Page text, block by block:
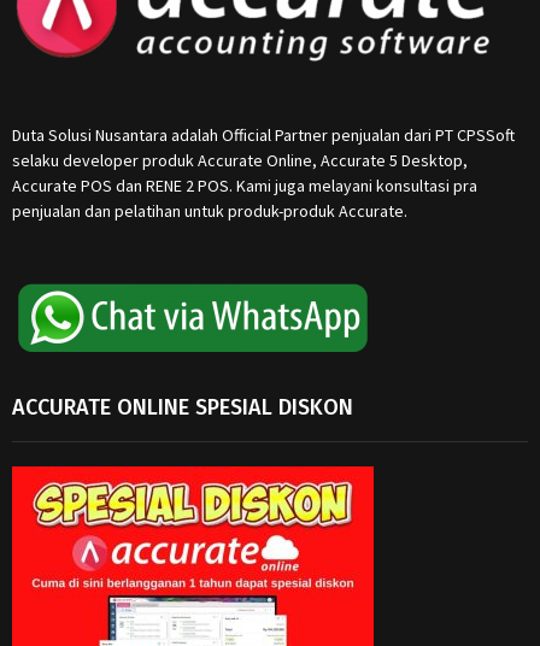
Duta Solusi Nusantara adalah Official Partner penjualan dari PT CPSSoft
selaku developer produk Accurate Online, Accurate 5 Desktop,
Accurate POS dan RENE 2 POS. Kami juga melayani konsultasi pra
penjualan dan pelatihan untuk produk-produk Accurate.
ACCURATE ONLINE SPESIAL DISKON